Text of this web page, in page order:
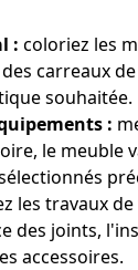
: coloriez les
carreaux
souhaitée.
:
le meuble
les travaux
des joints,
accessoires.